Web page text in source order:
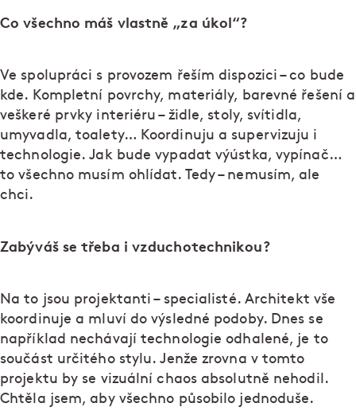
Co všechno máš vlastně „za úkol“?
Ve spolupráci s provozem řeším dispozici – co bude
kde. Kompletní povrchy, materiály, barevné řešení a
veškeré prvky interiéru – židle, stoly, svítidla,
umyvadla, toalety… Koordinuju a supervizuju i
technologie. Jak bude vypadat výústka, vypínač…
to všechno musím ohlídat. Tedy – nemusím, ale
chci.
Zabýváš se třeba i vzduchotechnikou?
Na to jsou projektanti – specialisté. Architekt vše
koordinuje a mluví do výsledné podoby. Dnes se
například nechávají technologie odhalené, je to
součást určitého stylu. Jenže zrovna v tomto
projektu by se vizuální chaos absolutně nehodil.
Chtěla jsem, aby všechno působilo jednoduše.